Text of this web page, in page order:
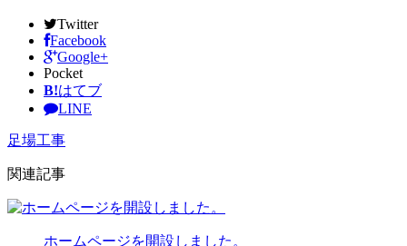
Twitter
Facebook
Google+
Pocket
B!はてブ
LINE
足場工事
関連記事
ホームページを開設しました。